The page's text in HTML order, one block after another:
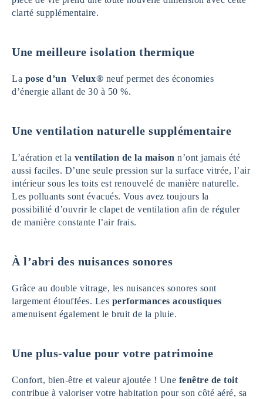
clarté supplémentaire.
Une meilleure isolation thermique
La pose d’un Velux® neuf permet des économies
d’énergie allant de 30 à 50 %.
Une ventilation naturelle supplémentaire
L’aération et la ventilation de la maison n’ont jamais été
aussi faciles. D’une seule pression sur la surface vitrée, l’air
intérieur sous les toits est renouvelé de manière naturelle.
Les polluants sont évacués. Vous avez toujours la
possibilité d’ouvrir le clapet de ventilation afin de réguler
de manière constante l’air frais.
À l’abri des nuisances sonores
Grâce au double vitrage, les nuisances sonores sont
largement étouffées. Les performances acoustiques
amenuisent également le bruit de la pluie.
Une plus-value pour votre patrimoine
Confort, bien-être et valeur ajoutée ! Une fenêtre de toit
contribue à valoriser votre habitation pour son côté aéré, sa